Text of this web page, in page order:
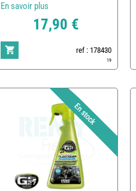
En savoir plus
17,90 €
ref : 178430
19